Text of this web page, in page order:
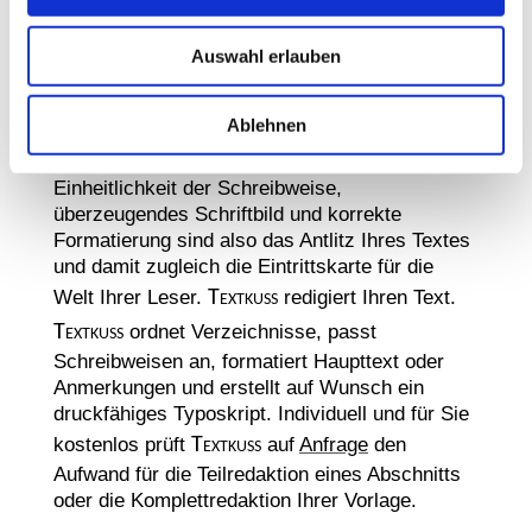
Auswahl erlauben
Ablehnen
Eintritt in die Welt der
Einheitlichkeit der Schreibweise,
überzeugendes Schriftbild und korrekte
Formatierung sind also das Antlitz Ihres Textes
und damit zugleich die Eintrittskarte für die
Welt Ihrer Leser. Textkuss redigiert Ihren Text.
Textkuss ordnet Verzeichnisse, passt
Schreibweisen an, formatiert Haupttext oder
Anmerkungen und erstellt auf Wunsch ein
druckfähiges Typoskript. Individuell und für Sie
kostenlos prüft Textkuss auf Anfrage den
Aufwand für die Teilredaktion eines Abschnitts
oder die Komplettredaktion Ihrer Vorlage.